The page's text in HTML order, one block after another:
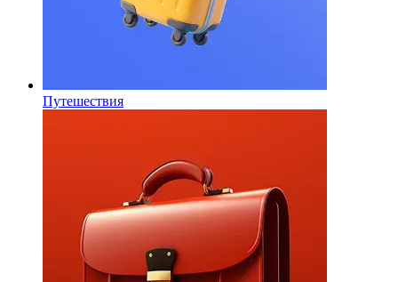
Путешествия